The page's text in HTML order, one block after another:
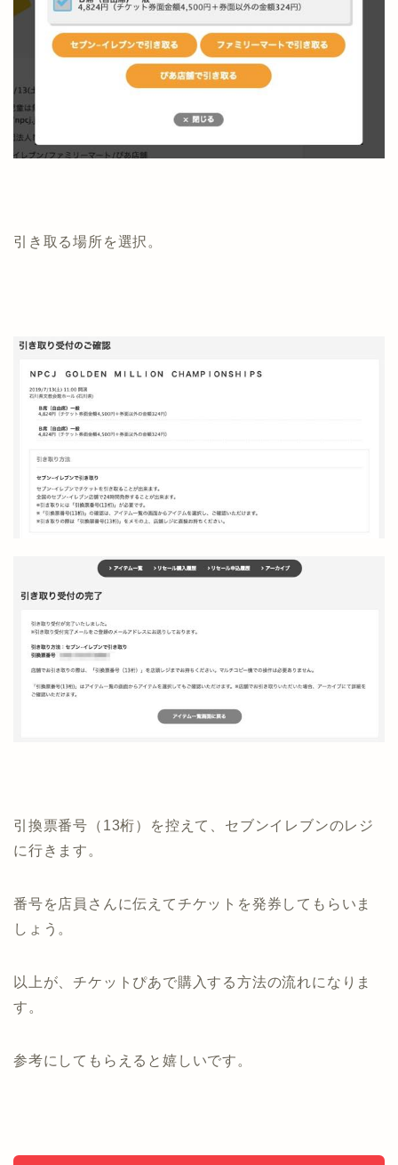
引き取る場所を選択。
引換票番号（13桁）を控えて、セブンイレブンのレジ
に行きます。
番号を店員さんに伝えてチケットを発券してもらいま
しょう。
以上が、チケットぴあで購入する方法の流れになりま
す。
参考にしてもらえると嬉しいです。